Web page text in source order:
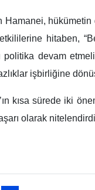
Hamanei,
hitaben,
devam
işbirliğine
kısa sürede iki
olarak